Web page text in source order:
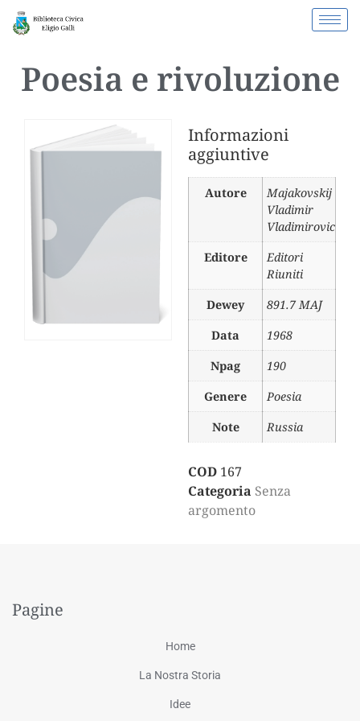
Poesia e rivoluzione
Informazioni
aggiuntive
Autore
Majakovskij
Vladimir
Vladimirovic
Editore
Editori
Riuniti
Dewey
891.7 MAJ
Data
1968
Npag
190
Genere
Poesia
Note
Russia
COD 167
Categoria Senza
argomento
Pagine
Home
La Nostra Storia
Idee